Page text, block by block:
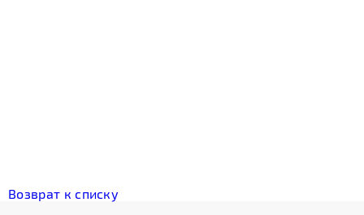
Возврат к списку